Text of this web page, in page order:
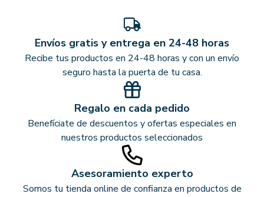
Envíos gratis y entrega en 24-48 horas
Recibe tus productos en 24-48 horas y con un envío
seguro hasta la puerta de tu casa.
Regalo en cada pedido
Benefíciate de descuentos y ofertas especiales en
nuestros productos seleccionados
Asesoramiento experto
Somos tu tienda online de confianza en productos de